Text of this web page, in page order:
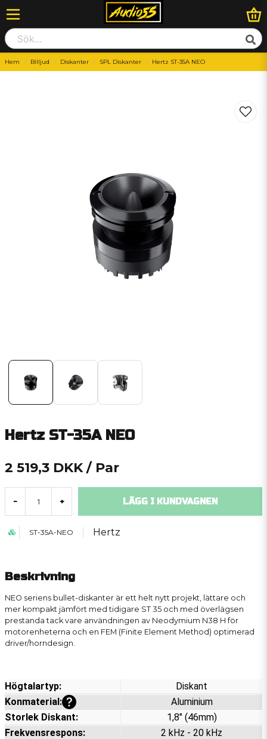
Hem Billjud Diskanter SPL Diskanter Hertz ST-35A NEO
Hertz ST-35A NEO
2 519,3 DKK / Par
- + LÄGG I KUNDVAGNEN
ST-35A-NEO Hertz
Beskrivning
NEO seriens bullet-diskanter är ett helt nytt projekt, lättare och
mer kompakt jämfört med tidigare ST 35 och med överlägsen
prestanda tack vare användningen av Neodymium N38 H för
motorenheterna och en FEM (Finite Element Method) optimerad
driver/horndesign.
Högtalartyp:
Diskant
Konmaterial:Visa mer information
Aluminium
Storlek Diskant:
1,8" (46mm)
Frekvensrespons:
2 kHz - 20 kHz